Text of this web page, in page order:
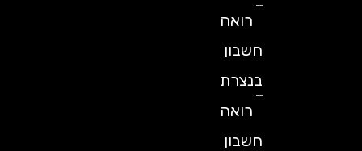
רואה
חשבון
בנצרת
רואה
חשבון